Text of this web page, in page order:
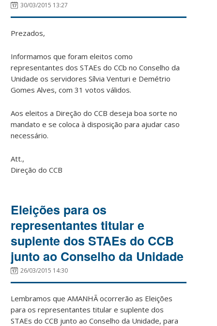
30/03/2015 13:27
Prezados,
Informamos que foram eleitos como
representantes dos STAEs do CCb no Conselho da
Unidade os servidores Sílvia Venturi e Demétrio
Gomes Alves, com 31 votos válidos.
Aos eleitos a Direção do CCB deseja boa sorte no
mandato e se coloca à disposição para ajudar caso
necessário.
Att.,
Direção do CCB
Eleições para os
representantes titular e
suplente dos STAEs do CCB
junto ao Conselho da Unidade
26/03/2015 14:30
Lembramos que AMANHÃ ocorrerão as Eleições
para os representantes titular e suplente dos
STAEs do CCB junto ao Conselho da Unidade, para